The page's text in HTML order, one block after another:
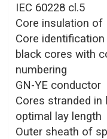
IEC 60228 cl.5
Core insulation of
Core
black cores with
numbering
GN-YE conductor
Cores stranded in
optimal lay length
Outer sheath of